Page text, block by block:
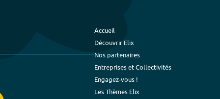
Accueil
Découvrir Elix
Nos partenaires
Entreprises et Collectivités
Engagez-vous !
Les Thèmes Elix